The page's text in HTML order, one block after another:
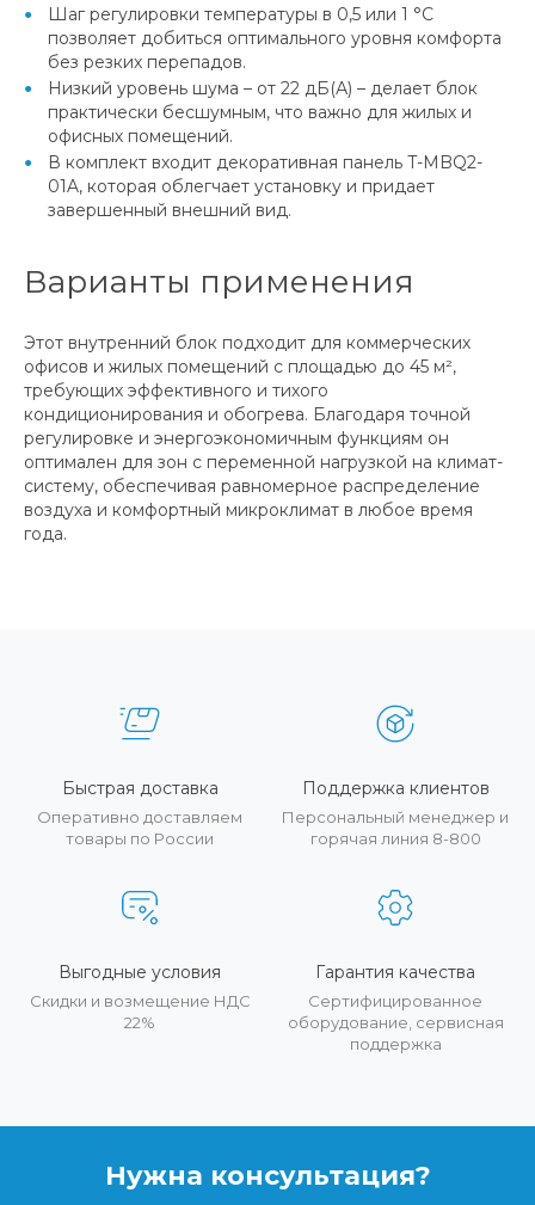
Шаг регулировки температуры в 0,5 или 1 °C
позволяет добиться оптимального уровня комфорта
без резких перепадов.
Низкий уровень шума – от 22 дБ(А) – делает блок
практически бесшумным, что важно для жилых и
офисных помещений.
В комплект входит декоративная панель T-MBQ2-
01A, которая облегчает установку и придает
завершенный внешний вид.
Варианты применения
Этот внутренний блок подходит для коммерческих
офисов и жилых помещений с площадью до 45 м²,
требующих эффективного и тихого
кондиционирования и обогрева. Благодаря точной
регулировке и энергоэкономичным функциям он
оптимален для зон с переменной нагрузкой на климат-
систему, обеспечивая равномерное распределение
воздуха и комфортный микроклимат в любое время
года.
Быстрая доставка
Оперативно доставляем
товары по России
Поддержка клиентов
Персональный менеджер и
горячая линия 8-800
Выгодные условия
Скидки и возмещение НДС
22%
Гарантия качества
Сертифицированное
оборудование, сервисная
поддержка
Нужна консультация?